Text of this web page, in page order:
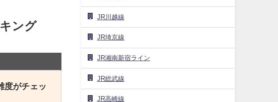
ング
度がチェッ
JR川越線
JR埼京線
JR湘南新宿ライン
JR総武線
JR高崎線